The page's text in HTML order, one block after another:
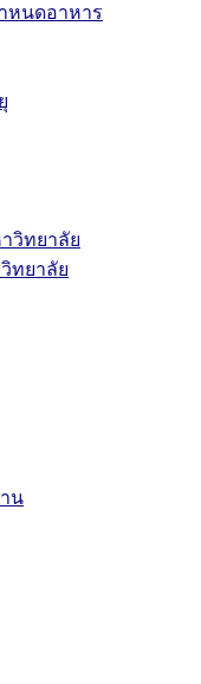
หนดอาหาร
วิทยาลัย
ทยาลัย
น